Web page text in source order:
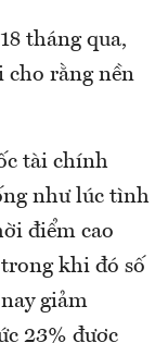
tháng qua,
cho rằng nền
tài chính
như lúc tình
điểm cao
khi đó số
giảm
23% được